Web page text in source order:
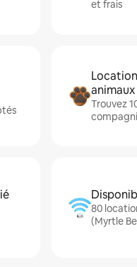
et frais
animaux
Trouvez
80
(Myrtle